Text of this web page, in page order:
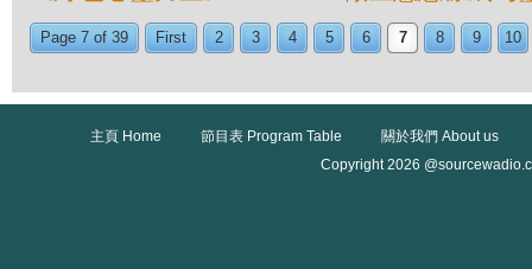
Page 7 of 39 First 2 3 4 5 6 7 8 9 10
主頁 Home 節目表 Program Table
關於我們 About us
Copyright 2026